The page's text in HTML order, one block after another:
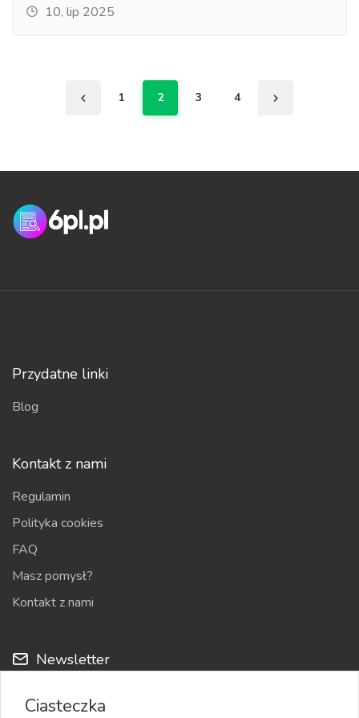
10, lip 2025
1 2 3 4
Przydatne linki
Blog
Kontakt z nami
Regulamin
Polityka cookies
FAQ
Masz pomysł?
Kontakt z nami
Newsletter
z serwisu i najciekawsze ogłoszenia
Ciasteczka